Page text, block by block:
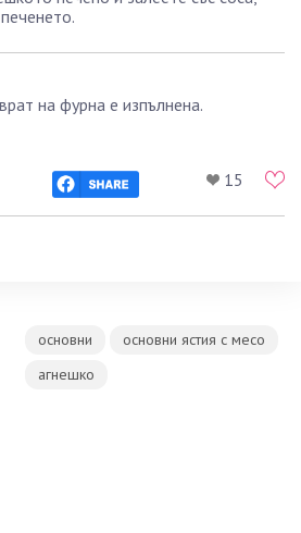
на фурна е изпълнена.
15
основни
основни ястия с месо
агнешко